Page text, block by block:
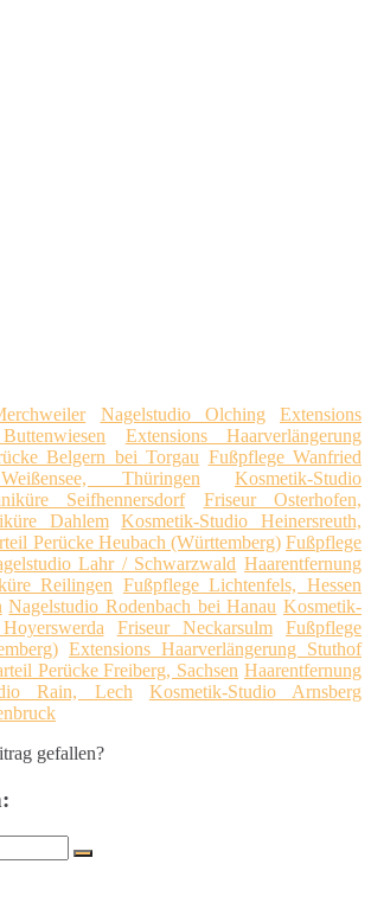
Nagelstudio Olching
Extensions
Extensions Haarverlängerung
Belgern bei Torgau Fußpflege Wanfried
Thüringen
Kosmetik-Studio
Seifhennersdorf
Friseur Osterhofen,
Dahlem
Kosmetik-Studio Heinersreuth,
Perücke Heubach (Württemberg) Fußpflege
Lahr / Schwarzwald Haarentfernung
Reilingen Fußpflege Lichtenfels, Hessen
Nagelstudio Rodenbach bei Hanau Kosmetik-
Friseur Neckarsulm
Fußpflege
Extensions Haarverlängerung Stuthof
Perücke Freiberg, Sachsen Haarentfernung
Rain, Lech
Kosmetik-Studio Arnsberg
gefallen?
Suchen